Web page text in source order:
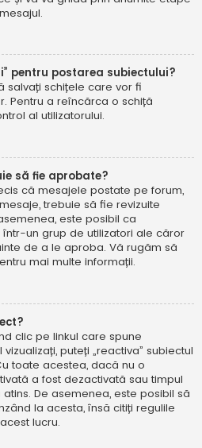
pentru postarea subiectului?
salvați schițele care vor fi
Pentru a reîncărca o schiță
al utilizatorului.
să fie aprobate?
că mesajele postate pe forum,
trebuie să fie revizuite
este posibil ca
un grup de utilizatori ale căror
de a le aproba. Vă rugăm să
mai multe informații.
clic pe linkul care spune
puteți „reactiva” subiectul
toate acestea, dacă nu o
a fost dezactivată sau timpul
De asemenea, este posibil să
la acesta, însă citiți regulile
lucru.